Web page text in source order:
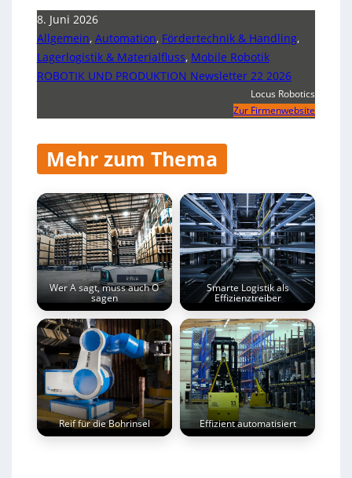
8. Juni 2026
Allgemein, Automation, Fördertechnik & Handling,
Lagerlogistik & Materialfluss, Mobile Robotik
ROBOTIK UND PRODUKTION Newsletter 22 2026
Locus Robotics
Zur Firmenwebsite
Mehr zum Thema
Wer A sagt, muss auch O
sagen
Smarte Logistik als
Effizienztreiber
Reif für die Bohrinsel Effizient automatisiert